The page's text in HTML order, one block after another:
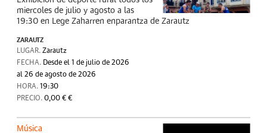
miercoles de julio y agosto a las
19:30 en Lege Zaharren enparantza de Zarautz
ZARAUTZ
LUGAR. Zarautz
FECHA. Desde el 1 de julio de 2026
al 26 de agosto de 2026
HORA. 19:30
PRECIO. 0,00 € €
Música